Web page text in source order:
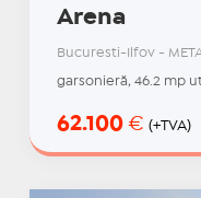
Arena
Bucuresti-Ilfov -
garsonieră, 46.2 mp
62.100 € (+TVA)